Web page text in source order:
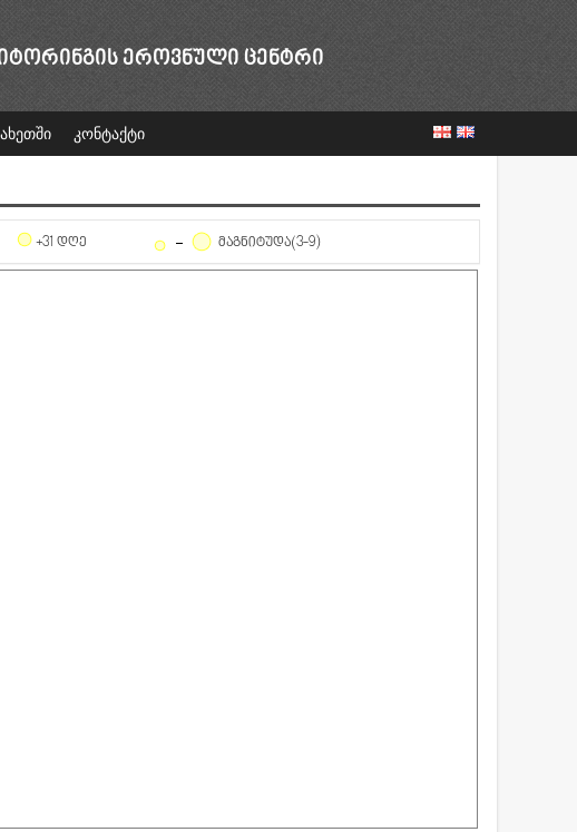
ᲔᲠᲝᲕᲜᲣᲚᲘ ᲪᲔᲜᲢᲠᲘ
კონტაქტი
+31 ᲓᲦᲔ ᲛᲐᲒᲜᲘᲢᲣᲓᲐ(3-9)